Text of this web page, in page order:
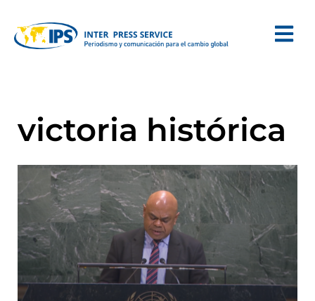
victoria histórica